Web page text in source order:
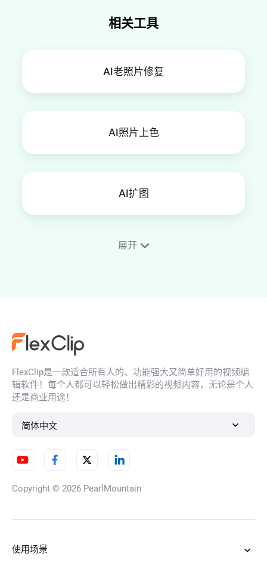
相关工具
AI老照片修复
AI照片上色
AI扩图
AI人脸滤镜
展开
FlexClip是一款适合所有人的、功能强大又简单好用的视频编
辑软件！每个人都可以轻松做出精彩的视频内容，无论是个人
还是商业用途！
简体中文
Copyright © 2026 PearlMountain
使用场景